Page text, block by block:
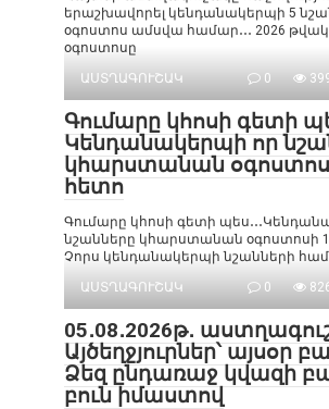
երաշխավորել կենդանակերպի 5
օգոստոս ամսվա համար․․․ 2026
օգոստոսը
ԱՍՏՂԱԳՈՒՇԱԿ
0
Գումարը կհոսի գետի
Կենդանակերպի որ
կհարստանան
հետո
Գումարը կհոսի գետի
նշանները կհարստանան օգոստոսի
Չորս կենդանակերպի նշանների
ԱՍՏՂԱԳՈՒՇԱԿ
0
05․08․2026թ․
Այծեղջյուրներ՝ այսօր
Ձեզ ընդառաջ կվազի
բուն իմաստով